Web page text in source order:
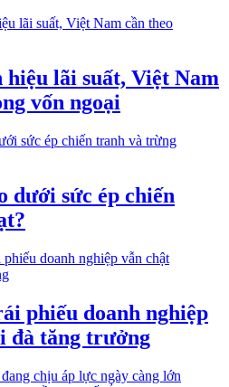
lãi suất, Việt Nam
vốn ngoại
dưới sức ép chiến
phiếu doanh nghiệp
đà tăng trưởng